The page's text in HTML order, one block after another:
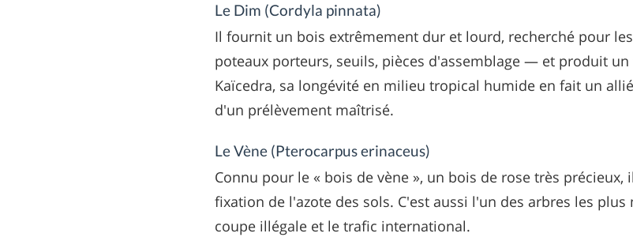
Le Dim (Cordyla pinnata)
Il fournit un bois extrêmement dur et lourd, recherché pour
poteaux porteurs, seuils, pièces d'assemblage — et produit
Kaïcedra, sa longévité en milieu tropical humide en fait un
d'un prélèvement maîtrisé.
Le Vène (Pterocarpus erinaceus)
Connu pour le « bois de vène », un bois de rose très
fixation de l'azote des sols. C'est aussi l'un des arbres les
coupe illégale et le trafic international.